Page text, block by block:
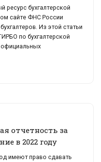
ресурс бухгалтерской
сайте ФНС России
Из этой статьи
по бухгалтерской
официальных
отчетность за
в 2022 году
имеют право сдавать